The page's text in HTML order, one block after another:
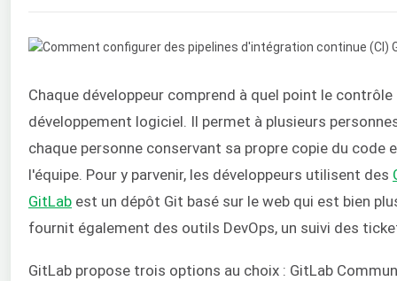
Chaque développeur comprend à quel point le
développement logiciel. Il permet à plusieurs
chaque personne conservant sa propre copie du
l'équipe. Pour y parvenir, les développeurs utilisent des
GitLab est un dépôt Git basé sur le web qui est bien
fournit également des outils DevOps, un suivi des
GitLab propose trois options au choix : GitLab